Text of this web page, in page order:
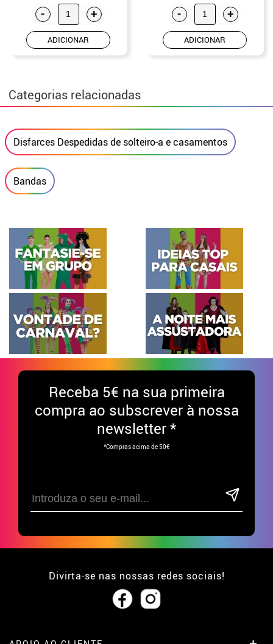
- +
ADICIONAR
- +
ADICIONAR
Categorias relacionadas
Disfarces Despedidas de solteiro-a e casamentos
Bandas
Receba 5€ na sua primeira
compra ao subscrever à nossa
newsletter *
*Compras acima de 50€
Divirta-se nas nossas redes sociais!